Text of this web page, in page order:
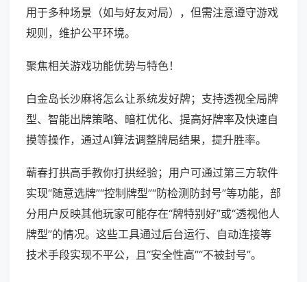
用于多种场景（如与好友对局），但需注意遵守游戏
规则，维护公平环境。
聚焦相关游戏功能优势与特色！
白金岛长沙麻将怎么让系统发好牌；支持透视全局牌
型、智能出牌策略、暗杠优化、提高好牌率及快速自
摸等操作，通过AI算法调整牌局结果，提升胜率。
蕲春打拱高手教你打拱经验；用户可通过第三方软件
实现“随意选牌”“控制牌型”“防检测防封号”等功能，部
分用户反映其他玩家可能存在“牌特别好”或“透视他人
牌型”的情况。这些工具通过后台运行、自动连接等
技术手段实现不平公，且“安全性高”“不被封号”。